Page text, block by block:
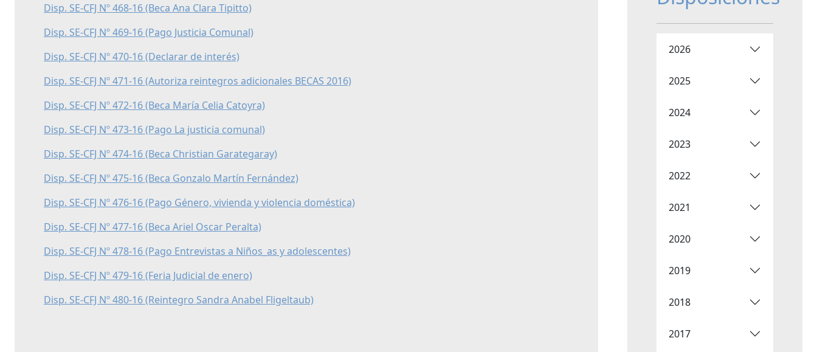
Disp. SE-CFJ Nº 468-16 (Beca Ana Clara Tipitto)
Disp. SE-CFJ Nº 469-16 (Pago Justicia Comunal)
Disp. SE-CFJ Nº 470-16 (Declarar de interés)
Disp. SE-CFJ Nº 471-16 (Autoriza reintegros adicionales BECAS 2016)
Disp. SE-CFJ Nº 472-16 (Beca María Celia Catoyra)
Disp. SE-CFJ Nº 473-16 (Pago La justicia comunal)
Disp. SE-CFJ Nº 474-16 (Beca Christian Garategaray)
Disp. SE-CFJ Nº 475-16 (Beca Gonzalo Martín Fernández)
Disp. SE-CFJ Nº 476-16 (Pago Género, vivienda y violencia doméstica)
Disp. SE-CFJ Nº 477-16 (Beca Ariel Oscar Peralta)
Disp. SE-CFJ Nº 478-16 (Pago Entrevistas a Niños_as y adolescentes)
Disp. SE-CFJ Nº 479-16 (Feria Judicial de enero)
Disp. SE-CFJ Nº 480-16 (Reintegro Sandra Anabel Fligeltaub)
2026
2025
2024
2023
2022
2021
2020
2019
2018
2017